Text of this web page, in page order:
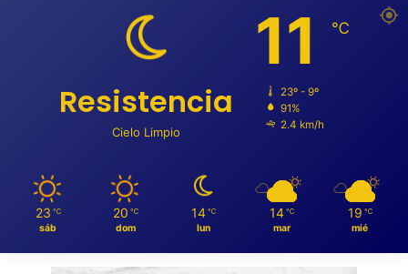
Resistencia
Cielo Limpio
11 ℃
23º - 9º
91%
2.4 km/h
23 ℃
sáb
20 ℃
dom
14 ℃
lun
14 ℃
mar
19 ℃
mié